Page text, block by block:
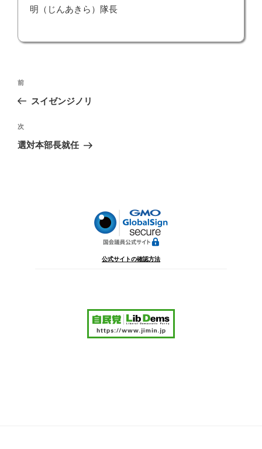
明（じんあきら）隊長
投
ビ
ゲ
前
の
稿
前
スイゼンジノリ
次
の
次
選対本部長就任
公式サイトの確認方法